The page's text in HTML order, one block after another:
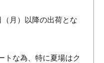
月）以降の出荷とな
トな為、特に夏場はク